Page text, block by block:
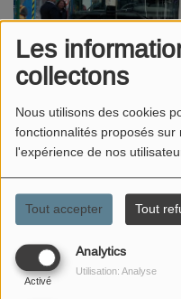
Les
collectons
Nous utilisons des cookies
fonctionnalités proposés
l'expérience de nos
Tout accepter Tout
Analytics
Activé
Utilisation: Analyse
ÉCOUTER LE
Presentation de
roulant au colza du
Foire de Verdun. Le bus
gare/foire de Verdun.